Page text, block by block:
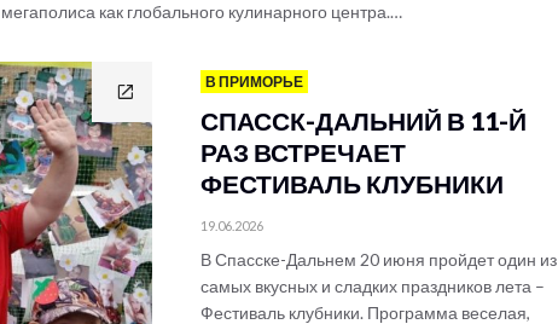
как глобального кулинарного центра.…
В ПРИМОРЬЕ
СПАССК-ДАЛЬНИЙ В 11-Й
РАЗ ВСТРЕЧАЕТ
ФЕСТИВАЛЬ КЛУБНИКИ
19.06.2026
В Спасске-Дальнем 20 июня пройдет один из
самых вкусных и сладких праздников лета –
Фестиваль клубники. Программа веселая,